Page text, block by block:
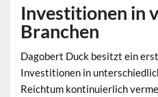
Investitionen in
Branchen
Dagobert Duck besitzt ein
Investitionen in
Reichtum kontinuierlich